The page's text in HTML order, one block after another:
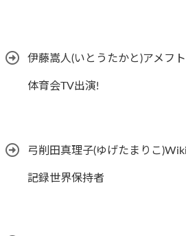
伊藤嵩人(いとうたかと)アメフ
体育会TV出演!
弓削田真理子(ゆげたまりこ
記録世界保持者